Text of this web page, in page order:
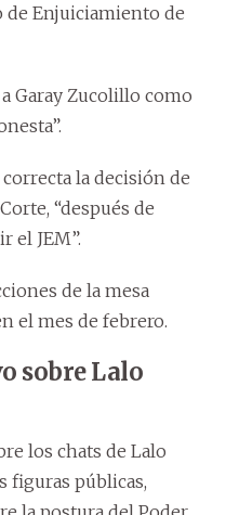
de Enjuiciamiento de
Garay Zucolillo como
la decisión de
“después de
el JEM”.
de la mesa
el mes de febrero.
sobre Lalo
los chats de Lalo
figuras públicas,